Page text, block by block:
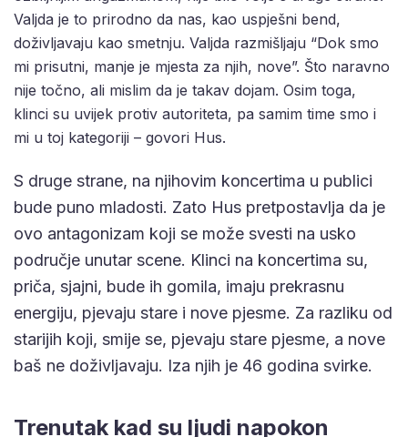
Valjda je to prirodno da nas, kao uspješni bend,
doživljavaju kao smetnju. Valjda razmišljaju “Dok smo
mi prisutni, manje je mjesta za njih, nove”. Što naravno
nije točno, ali mislim da je takav dojam. Osim toga,
klinci su uvijek protiv autoriteta, pa samim time smo i
mi u toj kategoriji – govori Hus.
S druge strane, na njihovim koncertima u publici
bude puno mladosti. Zato Hus pretpostavlja da je
ovo antagonizam koji se može svesti na usko
područje unutar scene. Klinci na koncertima su,
priča, sjajni, bude ih gomila, imaju prekrasnu
energiju, pjevaju stare i nove pjesme. Za razliku od
starijih koji, smije se, pjevaju stare pjesme, a nove
baš ne doživljavaju. Iza njih je 46 godina svirke.
Trenutak kad su ljudi napokon